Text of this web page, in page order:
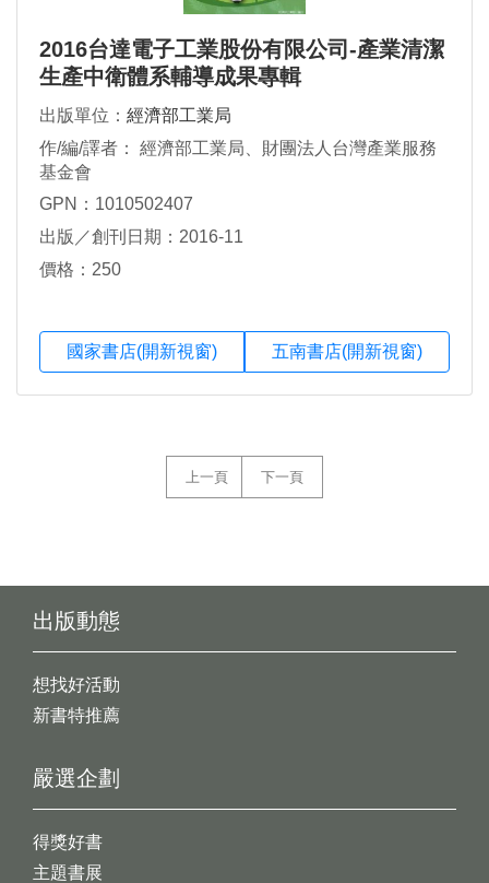
2016台達電子工業股份有限公司-產業清潔
生產中衛體系輔導成果專輯
出版單位： 經濟部工業局
作/編/譯者： 經濟部工業局、財團法人台灣產業服務
基金會
GPN：1010502407
出版／創刊日期：2016-11
價格：250
國家書店(開新視窗) 五南書店(開新視窗)
上一頁 下一頁
出版動態
想找好活動
新書特推薦
嚴選企劃
得獎好書
主題書展